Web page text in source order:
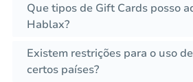
Que tipos de Gift Cards posso
Hablax?
Existem restrições para o uso
certos países?